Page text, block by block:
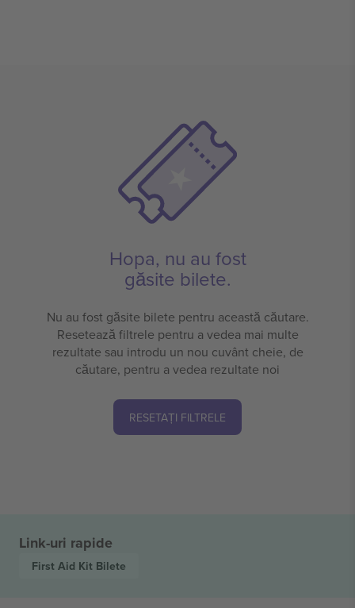
Hopa, nu au fost
găsite bilete.
Nu au fost găsite bilete pentru această căutare.
Resetează filtrele pentru a vedea mai multe
rezultate sau introdu un nou cuvânt cheie, de
căutare, pentru a vedea rezultate noi
RESETAȚI FILTRELE
Link-uri rapide
First Aid Kit Bilete